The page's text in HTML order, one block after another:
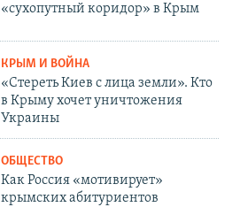
«сухопутный коридор» в Крым
КРЫМ И ВОЙНА
«Стереть Киев с лица земли». Кто
в Крыму хочет уничтожения
Украины
ОБЩЕСТВО
Как Россия «мотивирует»
крымских абитуриентов